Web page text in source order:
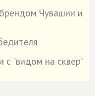
Чувашии и
с "видом на сквер"